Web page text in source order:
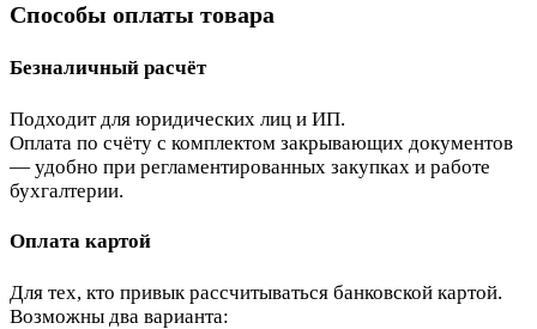
Способы оплаты товара
Безналичный расчёт
Подходит для юридических лиц и ИП.
Оплата по счёту с комплектом закрывающих документов
— удобно при регламентированных закупках и работе
бухгалтерии.
Оплата картой
Для тех, кто привык рассчитываться банковской картой.
Возможны два варианта: